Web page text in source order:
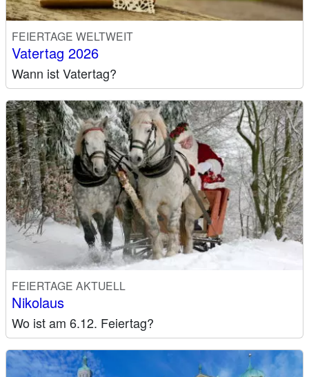
FEIERTAGE WELTWEIT
Vatertag 2026
Wann ist Vatertag?
FEIERTAGE AKTUELL
Nikolaus
Wo ist am 6.12. Feiertag?